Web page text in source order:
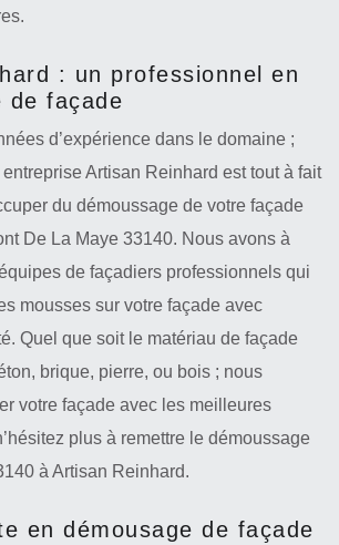
: un professionnel en
de façade
d’expérience dans le domaine ;
Artisan Reinhard est tout à fait
du démoussage de votre façade
De La Maye 33140. Nous avons à
de façadiers professionnels qui
mousses sur votre façade avec
Quel que soit le matériau de façade
brique, pierre, ou bois ; nous
votre façade avec les meilleures
plus à remettre le démoussage
à Artisan Reinhard.
en démousage de façade